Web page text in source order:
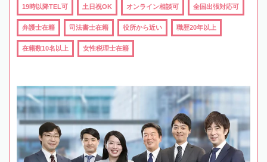
19時以降TEL可 土日祝OK オンライン相談可 全国出張対応可
弁護士在籍 司法書士在籍 役所から近い 職歴20年以上
在籍数10名以上 女性税理士在籍